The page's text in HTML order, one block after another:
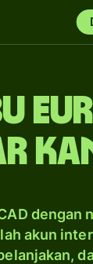
dengan
akun